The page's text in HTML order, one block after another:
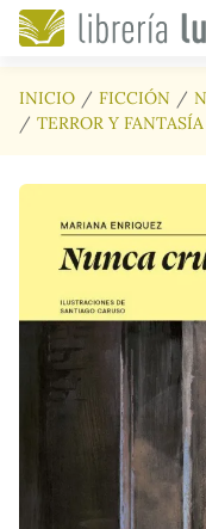
Saltar al contenido
INICIO FICCIÓN
TERROR Y FANTASÍA